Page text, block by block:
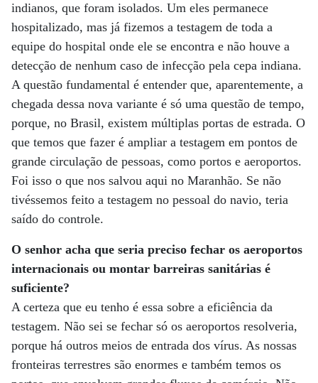
indianos, que foram isolados. Um eles permanece
hospitalizado, mas já fizemos a testagem de toda a
equipe do hospital onde ele se encontra e não houve a
detecção de nenhum caso de infecção pela cepa indiana.
A questão fundamental é entender que, aparentemente, a
chegada dessa nova variante é só uma questão de tempo,
porque, no Brasil, existem múltiplas portas de estrada. O
que temos que fazer é ampliar a testagem em pontos de
grande circulação de pessoas, como portos e aeroportos.
Foi isso o que nos salvou aqui no Maranhão. Se não
tivéssemos feito a testagem no pessoal do navio, teria
saído do controle.
O senhor acha que seria preciso fechar os aeroportos
internacionais ou montar barreiras sanitárias é
suficiente?
A certeza que eu tenho é essa sobre a eficiência da
testagem. Não sei se fechar só os aeroportos resolveria,
porque há outros meios de entrada dos vírus. As nossas
fronteiras terrestres são enormes e também temos os